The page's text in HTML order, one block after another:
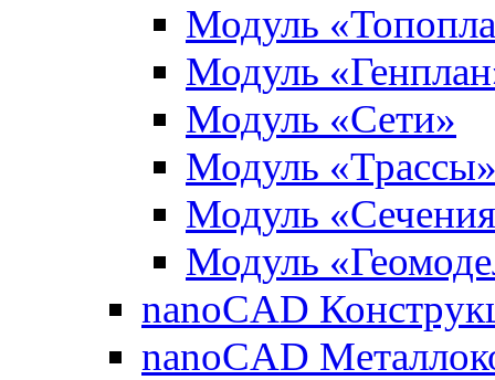
Модуль
Модуль
Модуль «Сети»
Модуль
Модуль
Модуль
nanoCAD
nanoCAD